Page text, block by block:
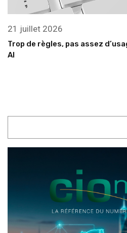
21 juillet 2026
Trop de règles, pas assez
AI